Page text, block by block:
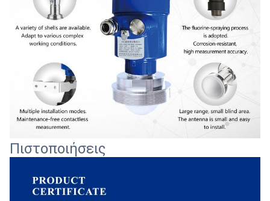
Πιστοποιήσεις